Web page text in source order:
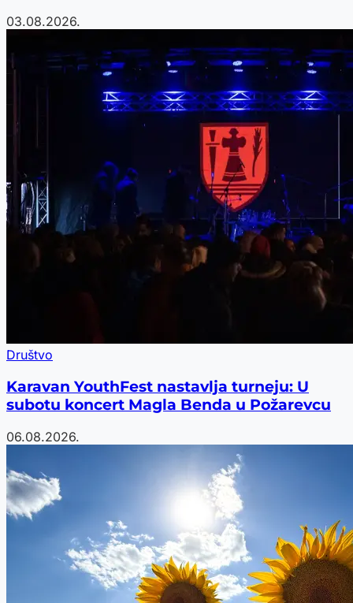
03.08.2026.
Društvo
Karavan YouthFest nastavlja turneju: U
subotu koncert Magla Benda u Požarevcu
06.08.2026.